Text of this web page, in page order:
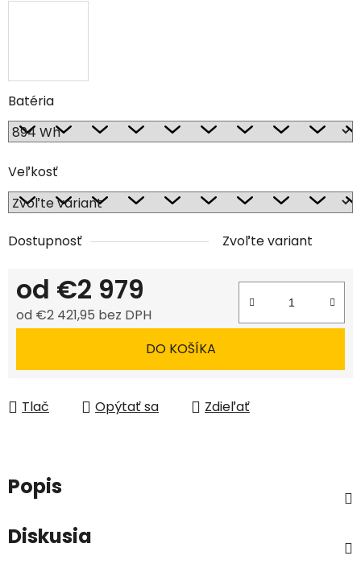
Batéria
Veľkosť
Dostupnosť Zvoľte variant
od €2 979
od €2 421,95 bez DPH
DO KOŠÍKA
Tlač Opýtať sa Zdieľať
Popis
Diskusia